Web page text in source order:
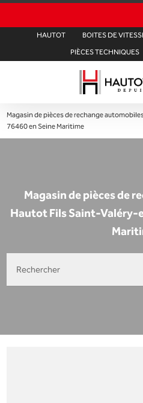
HAUTOT BOITES DE
PIÈCES TECHNIQUES
Magasin de pièces de rechange
76460 en Seine Maritime
Magasin de pièces de
Hautot Fils Saint-Valéry-
Rechercher